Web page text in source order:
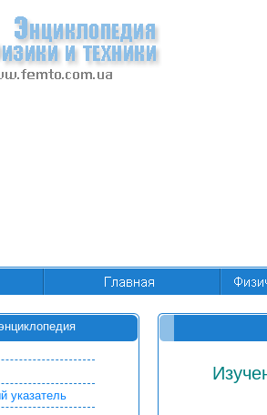
указатель